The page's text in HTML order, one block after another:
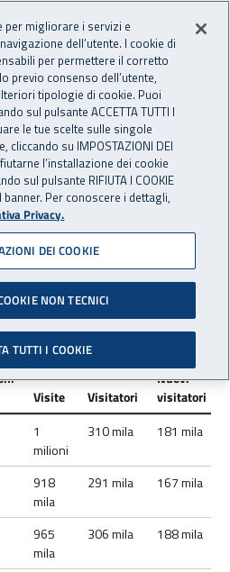
Nazionale
Apri cerca
accessi
Visite Visitatori
Nuovi
visitatori
1
milioni
310 mila 181 mila
918
mila
291 mila 167 mila
965
mila
306 mila 188 mila
per migliorare i servizi e
dell’utente. I cookie di
per permettere il corretto
previo consenso dell’utente,
tipologie di cookie. Puoi
sul pulsante ACCETTA TUTTI I
le tue scelte sulle singole
su IMPOSTAZIONI DEI
l’installazione dei cookie
sul pulsante RIFIUTA I COOKIE
banner. Per conoscere i dettagli,
Privacy.
DEI COOKIE
NON TECNICI
TUTTI I COOKIE